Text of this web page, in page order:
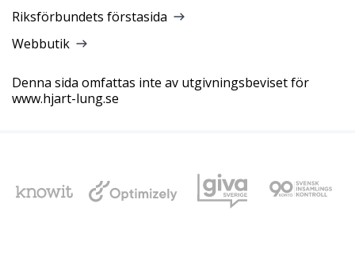
Riksförbundets förstasida
Webbutik
Denna sida omfattas inte av utgivningsbeviset för
www.hjart-lung.se